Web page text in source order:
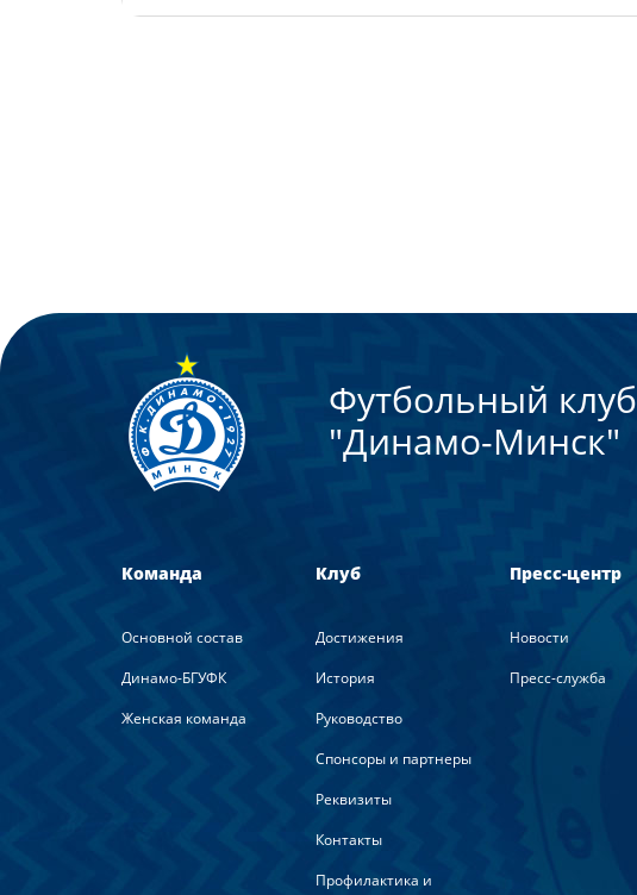
Футбольный клуб
"Динамо-Минск"
Команда
Основной состав
Динамо-БГУФК
Женская команда
Клуб
Достижения
История
Руководство
Спонсоры и партнеры
Реквизиты
Контакты
Профилактика и
Пресс-центр
Новости
Пресс-служба